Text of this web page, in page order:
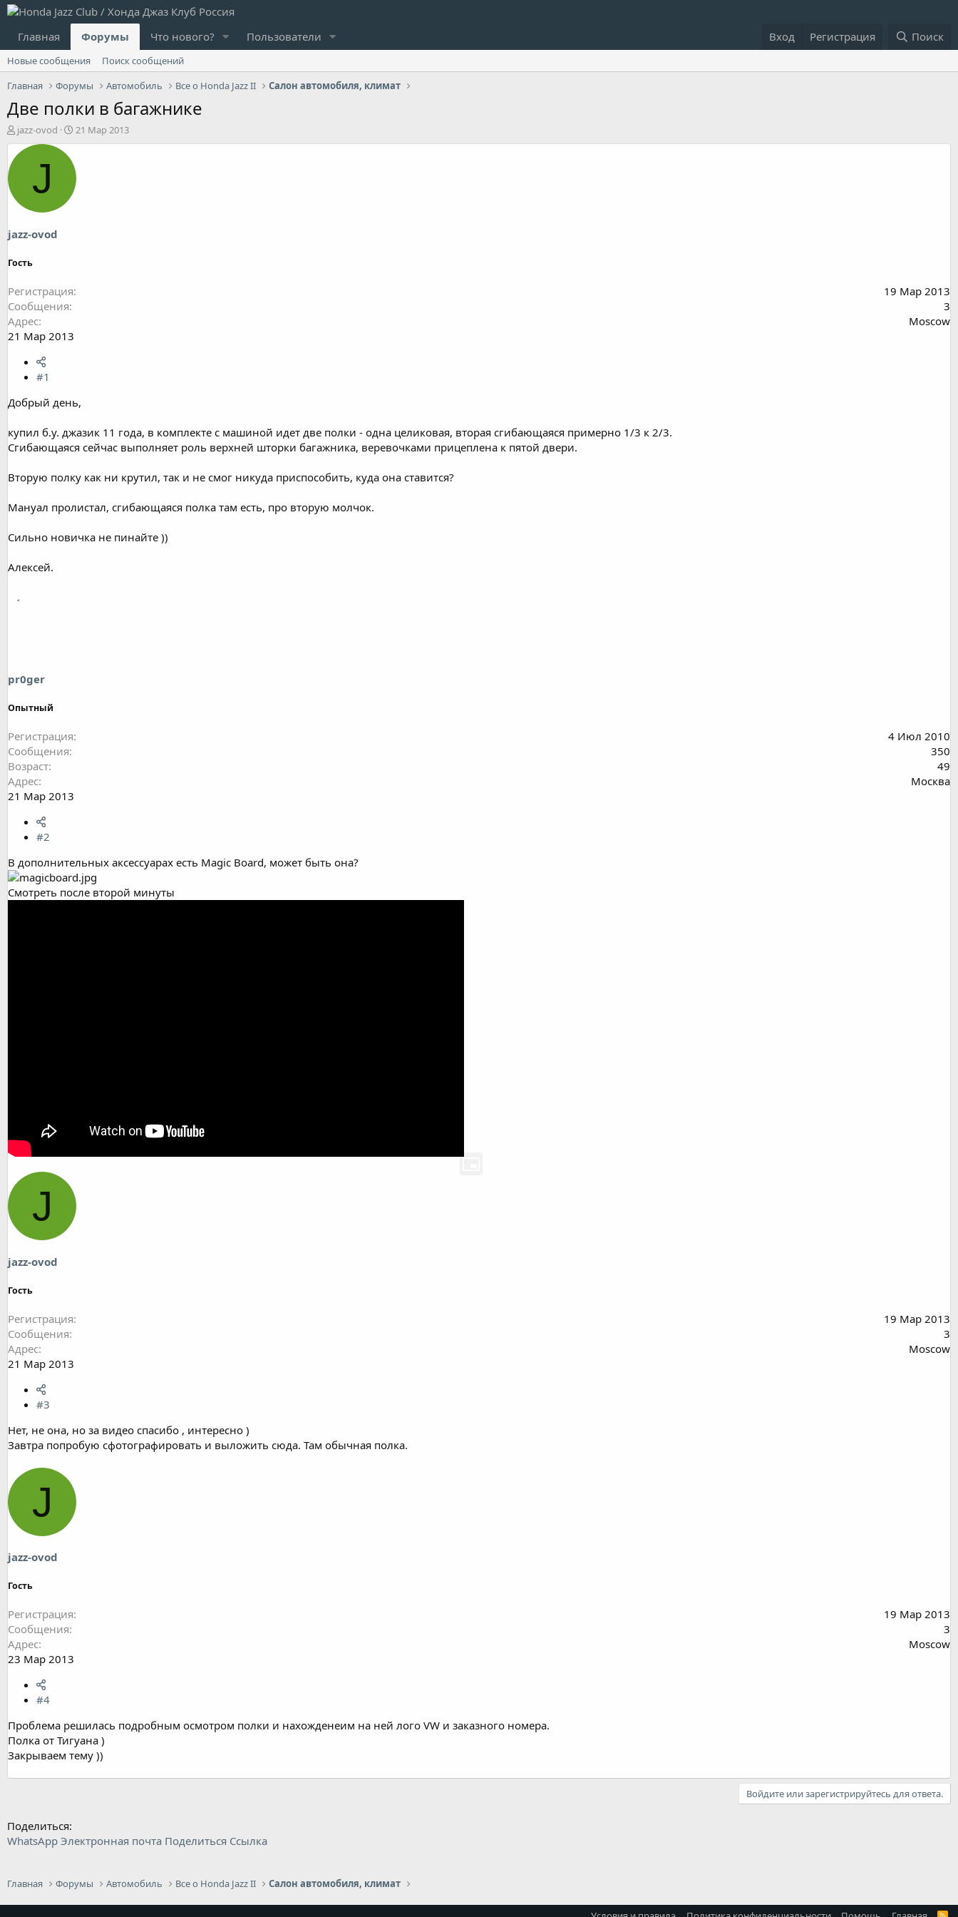
Главная Форумы Что нового? Пользователи Вход Регистрация Поиск
Новые сообщения
Поиск сообщений
Главная
Форумы Автомобиль Все о Honda Jazz II Салон автомобиля, климат
Две полки в багажнике
А
в
т
е
ы
jazz-ovod
Д
а
а
н
21 Мар 2013
J
jazz-ovod
Гость
Регистрация
19 Мар 2013
Сообщения
3
Адрес
Moscow
21 Мар 2013
#1
Добрый день,
купил б.у. джазик 11 года, в комплекте с машиной идет две полки - одна целиковая, вторая сгибающаяся примерно 1/3 к 2/3.
Сгибающаяся сейчас выполняет роль верхней шторки багажника, веревочками прицеплена к пятой двери.
Вторую полку как ни крутил, так и не смог никуда приспособить, куда она ставится?
Мануал пролистал, сгибающаяся полка там есть, про вторую молчок.
Сильно новичка не пинайте ))
Алексей.
pr0ger
Опытный
Регистрация
4 Июл 2010
Сообщения
350
Возраст
49
Адрес
Москва
21 Мар 2013
#2
В дополнительных аксессуарах есть Magic Board, может быть она?
Смотреть после второй минуты
J
jazz-ovod
Гость
Регистрация
19 Мар 2013
Сообщения
3
Адрес
Moscow
21 Мар 2013
#3
Нет, не она, но за видео спасибо , интересно )
Завтра попробую сфотографировать и выложить сюда. Там обычная полка.
J
jazz-ovod
Гость
Регистрация
19 Мар 2013
Сообщения
3
Адрес
Moscow
23 Мар 2013
#4
Проблема решилась подробным осмотром полки и нахожденеим на ней лого VW и заказного номера.
Полка от Тигуана )
Закрываем тему ))
Войдите или зарегистрируйтесь для ответа.
Поделиться:
WhatsApp Электронная почта Поделиться Ссылка
Главная Форумы Автомобиль Все о Honda Jazz II Салон автомобиля, климат
R